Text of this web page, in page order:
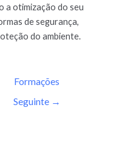
a otimização do seu
de segurança,
do ambiente.
Formações
Seguinte →